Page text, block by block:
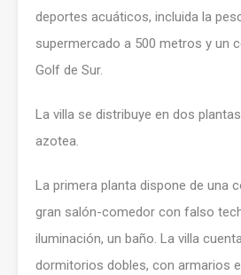
deportes acuáticos, incluida la
supermercado a 500 metros y un
Golf de Sur.
La villa se distribuye en dos
azotea.
La primera planta dispone de una
gran salón-comedor con falso
iluminación, un baño. La villa
dormitorios dobles, con armarios